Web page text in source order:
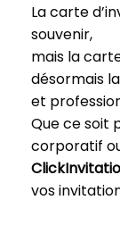
La carte
souvenir,
mais la
désormais
et
Que ce soit
corporatif
vos